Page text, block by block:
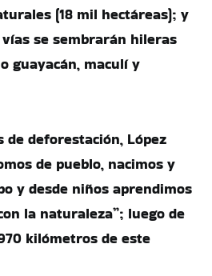
(18 mil hectáreas); y
se sembrarán hileras
guayacán, maculí y
de deforestación, López
de pueblo, nacimos y
y desde niños aprendimos
la naturaleza”; luego de
kilómetros de este